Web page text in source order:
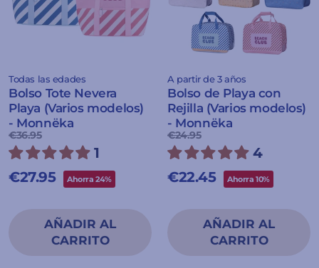
Todas las edades
Bolso Tote Nevera
Playa (Varios modelos)
- Monnëka
Precio
habitual
€36.95
de
oferta
1
€27.95
Ahorra 24%
A partir de 3 años
Bolso de Playa con
Rejilla (Varios modelos)
- Monnëka
Precio
habitual
€24.95
de
oferta
4
€22.45
Ahorra 10%